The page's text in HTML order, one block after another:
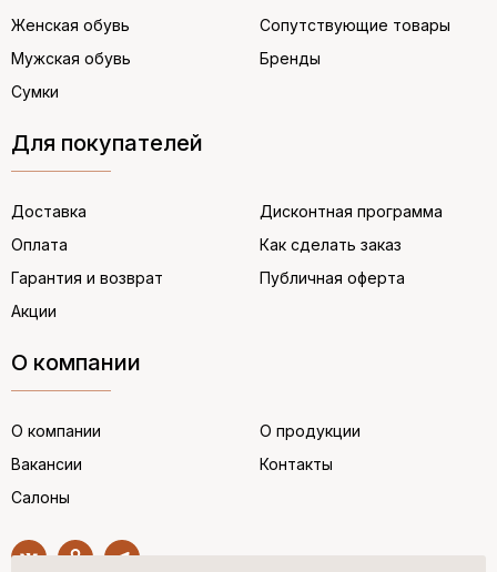
Женская обувь
Мужская обувь
Сумки
Сопутствующие товары
Бренды
Для покупателей
Доставка
Оплата
Гарантия и возврат
Акции
Дисконтная программа
Как сделать заказ
Публичная оферта
О компании
О компании
Вакансии
Салоны
О продукции
Контакты